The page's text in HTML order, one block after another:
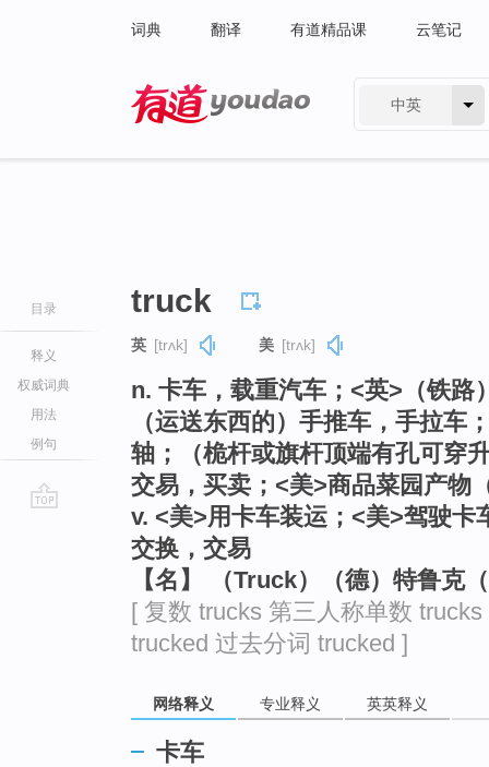
词典 翻译 有道精品课 云笔记
中英
目录
释义
权威词典
用法
例句
truck
英 [trʌk] 美 [trʌk]
n. 卡车，载重汽车；<英>（铁路
（运送东西的）手推车，手拉车
轴；（桅杆或旗杆顶端有孔可穿
交易，买卖；<美>商品菜园产物
v. <美>用卡车装运；<美>驾驶
交换，交易
【名】 （Truck）（德）特鲁克
[ 复数 trucks 第三人称单数
trucked 过去分词 trucked ]
网络释义 专业释义 英英释义
卡车